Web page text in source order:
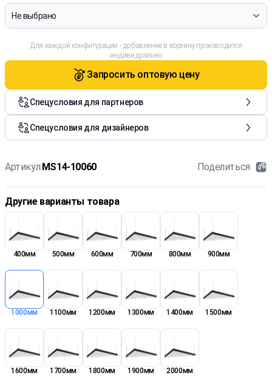
Артикул:MS14-10060 Поделиться
Другие варианты товара
400мм 500мм 600мм 700мм 800мм 900мм
1000мм 1100мм 1200мм 1300мм 1400мм 1500мм
1600мм 1700мм 1800мм 1900мм 2000мм
Для каждой конфигурации - добавление в корзину производится
индивидуально
Запросить оптовую цену
Спецусловия для партнеров
Спецусловия для дизайнеров